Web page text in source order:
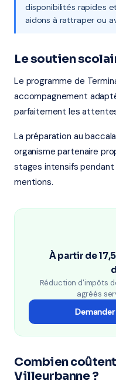
disponibilités rapides
aidons à rattraper ou
Le soutien
Le programme de
accompagnement
parfaitement les
La préparation au
organisme partenaire
stages intensifs pendant
mentions.
À partir de
Réduction d'impôts
agréés
Combien
Villeurbanne ?